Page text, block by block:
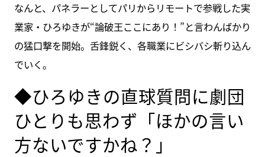
なんと、パネラーとしてパリからリモートで参戦した実
業家・ひろゆきが“論破王ここにあり！”と言わんばかり
の猛口撃を開始。舌鋒鋭く、各職業にビシバシ斬り込ん
でいく。
◆ひろゆきの直球質問に劇団
ひとりも思わず「ほかの言い
方ないですかね？」